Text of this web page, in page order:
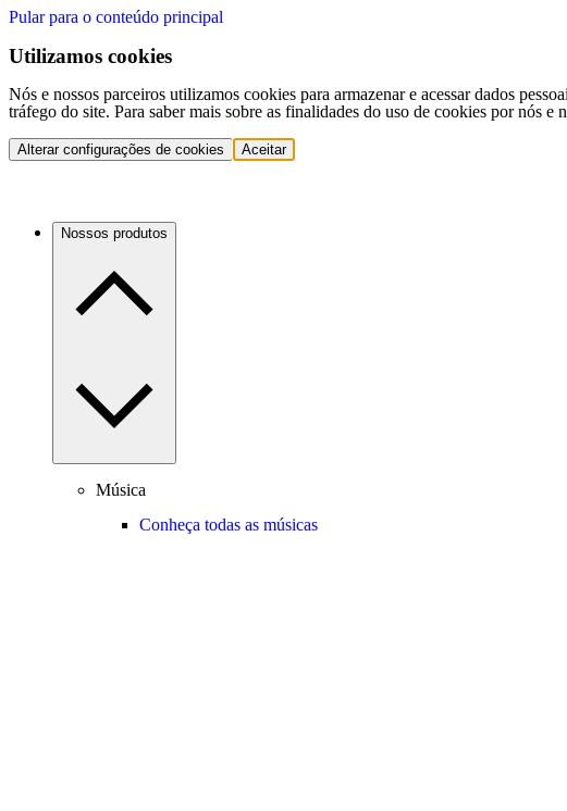
Pular para o conteúdo principal
Utilizamos cookies
Nós e nossos parceiros utilizamos cookies para armazenar e acessar dados
tráfego do site. Para saber mais sobre as finalidades do uso de cookies por nós
Alterar configurações de cookies Aceitar
Nossos produtos
Música
Conheça todas as músicas